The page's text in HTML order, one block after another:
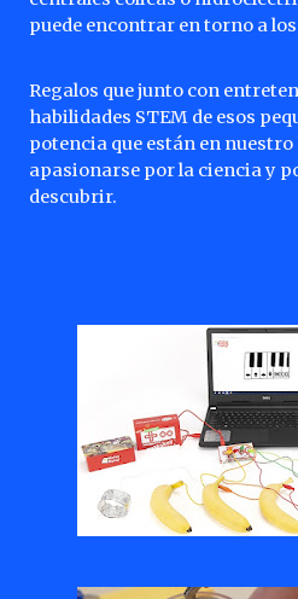
puede encontrar en torno a los
Regalos que junto con
habilidades STEM de esos
potencia que están en
apasionarse por la ciencia y
descubrir.